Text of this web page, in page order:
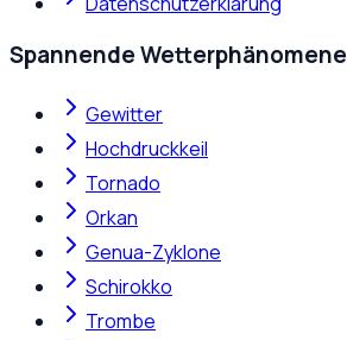
Spannende Wetterphänomene
Gewitter
Hochdruckkeil
Tornado
Orkan
Genua-Zyklone
Schirokko
Trombe